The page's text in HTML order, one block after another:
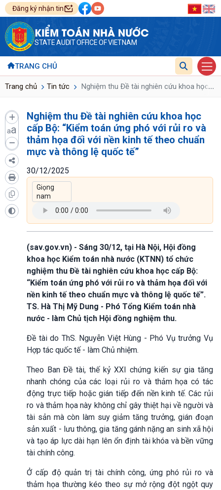
Đăng ký nhận tin
KIỂM TOÁN NHÀ NƯỚC
STATE AUDIT OFFICE OF VIETNAM
TRANG CHỦ
Trang chủ Tin tức Nghiệm thu Đề tài nghiên cứu khoa học...
aa
Nghiệm thu Đề tài nghiên cứu khoa học
cấp Bộ: “Kiểm toán ứng phó với rủi ro và
thảm họa đối với nền kinh tế theo chuẩn
mực và thông lệ quốc tế”
30/12/2025
(sav.gov.vn) - Sáng 30/12, tại Hà Nội, Hội đồng
khoa học Kiểm toán nhà nước (KTNN) tổ chức
nghiệm thu Đề tài nghiên cứu khoa học cấp Bộ:
“Kiểm toán ứng phó với rủi ro và thảm họa đối với
nền kinh tế theo chuẩn mực và thông lệ quốc tế”.
TS. Hà Thị Mỹ Dung - Phó Tổng Kiểm toán nhà
nước - làm Chủ tịch Hội đồng nghiệm thu.
Đề tài do ThS. Nguyễn Việt Hùng - Phó Vụ trưởng Vụ
Hợp tác quốc tế - làm Chủ nhiệm.
Theo Ban Đề tài, thế kỷ XXI chứng kiến sự gia tăng
nhanh chóng của các loại rủi ro và thảm họa có tác
động trực tiếp hoặc gián tiếp đến nền kinh tế. Các rủi
ro và thảm họa này không chỉ gây thiệt hại về người và
tài sản mà còn làm suy giảm tăng trưởng, gián đoạn
sản xuất - lưu thông, gia tăng gánh nặng an sinh xã hội
và tạo áp lực dài hạn lên ổn định tài khóa và bền vững
tài chính công.
Ở cấp độ quản trị tài chính công, ứng phó rủi ro và
thảm họa thường kéo theo sự mở rộng đột ngột quy